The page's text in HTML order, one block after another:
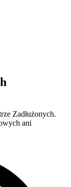
Zadłużonych.
ani